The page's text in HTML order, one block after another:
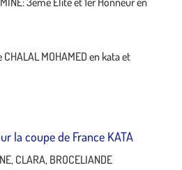
MOHAMED en kata et
la coupe de France KATA
CLARA, BROCELIANDE